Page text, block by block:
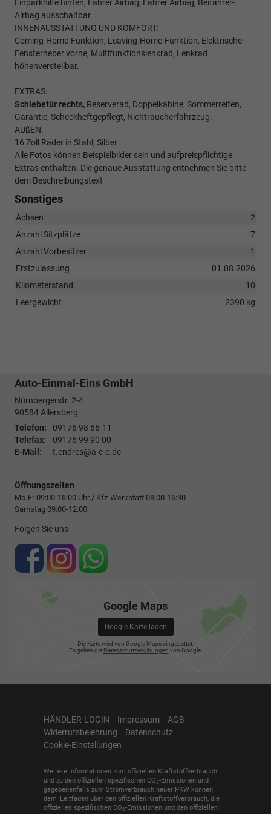
Einparkhilfe hinten, Fahrer Airbag, Fahrer Airbag, Beifahrer-
Airbag ausschaltbar.
INNENAUSSTATTUNG UND KOMFORT:
Coming-Home-Funktion, Leaving-Home-Funktion, Elektrische
Fensterheber vorne, Multifunktionslenkrad, Lenkrad
höhenverstellbar.
EXTRAS:
Schiebetür rechts, Reserverad, Doppelkabine, Sommerreifen,
Garantie, Scheckheftgepflegt, Nichtraucherfahrzeug.
AUßEN:
16 Zoll Räder in Stahl, Silber
Alle Fotos können Beispielbilder sein und aufpreispflichtige
Extras enthalten. Die genaue Ausstattung entnehmen Sie bitte
dem Beschreibungstext
Sonstiges
Achsen
2
Anzahl Sitzplätze
7
Anzahl Vorbesitzer
1
Erstzulassung
01.08.2026
Kilometerstand
10
Leergewicht
2390 kg
Auto-Einmal-Eins GmbH
Nürnbergerstr. 2-4
90584Allersberg
Telefon:
09176 98 66-11
Telefax:
09176 99 90 00
E-Mail:
t.endres@a-e-e.de
Öffnungszeiten
Mo-Fr 09:00-18:00 Uhr / Kfz-Werkstatt 08:00-16:30
Samstag 09:00-12:00
Folgen Sie uns
Google Maps
Google Karte laden
Die Karte wird von Google Maps eingebettet.
Es gelten die Datenschutzerklärungen von Google.
HÄNDLER-LOGIN Impressum
AGB
Widerrufsbelehrung
Datenschutz
Cookie-Einstellungen
Weitere Informationen zum offiziellen Kraftstoffverbrauch
und zu den offiziellen spezifischen CO2-Emissionen und
gegebenenfalls zum Stromverbrauch neuer PKW können
dem 'Leitfaden über den offiziellen Kraftstoffverbrauch, die
offiziellen spezifischen CO2-Emissionen und den offiziellen